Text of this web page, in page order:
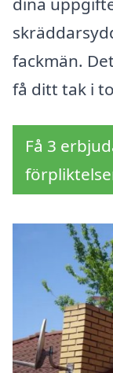
fackmän.
få ditt tak i
Få 3